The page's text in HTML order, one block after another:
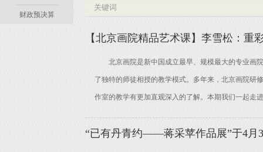
财政预决算
【北京画院精品艺术课】李雪松：重
北京画院是新中国成立最早、规模最大的专业画院
了独特的师徒相授的教学模式。多年来，北京画院研
作室的教学有更加直观深入的了解。本期我们一起走
“已有丹青约——蒋采苹作品展”于4月